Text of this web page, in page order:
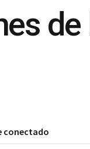
de
conectado